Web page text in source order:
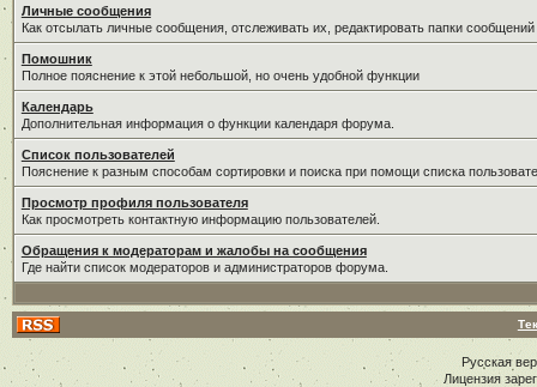
Личные сообщения
Как отсылать личные сообщения, отслеживать их, редактировать папки
Помошник
Полное пояснение к этой небольшой, но очень удобной функции
Календарь
Дополнительная информация о функции календаря форума.
Список пользователей
Пояснение к разным способам сортировки и поиска при помощи списка
Просмотр профиля пользователя
Как просмотреть контактную информацию пользователей.
Обращения к модераторам и жалобы на сообщения
Где найти список модераторов и администраторов форума.
Русская
Лицензия